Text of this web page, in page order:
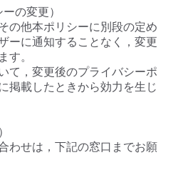
の変更）
の他本ポリシーに別段の定め
ーに通知することなく，変更
す。
て，変更後のプライバシーポ
掲載したときから効力を生じ
わせは，下記の窓口までお願